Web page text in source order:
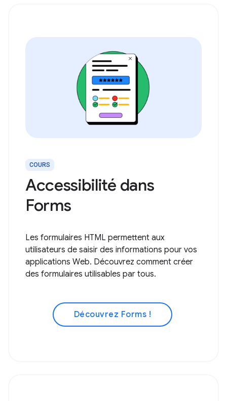
COURS
Accessibilité dans
Forms
Les formulaires HTML permettent aux
utilisateurs de saisir des informations pour vos
applications Web. Découvrez comment créer
des formulaires utilisables par tous.
Découvrez Forms !